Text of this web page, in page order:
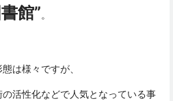
館”。
は様々ですが、
活性化などで人気となっている事